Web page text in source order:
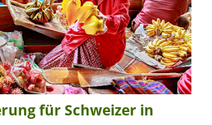
für Schweizer in